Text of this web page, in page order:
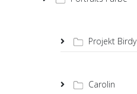
Projekt Birdy
Carolin